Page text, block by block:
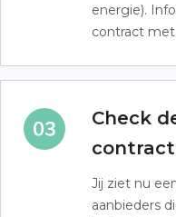
energie).
contract met
Check
Jij ziet nu
aanbieders